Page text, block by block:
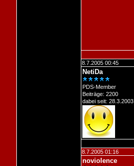
8.7.2005 00:45
NetiDa
PDS-Member
Beiträge: 2200
dabei seit: 28.3.2003
8.7.2005 01:16
noviolence